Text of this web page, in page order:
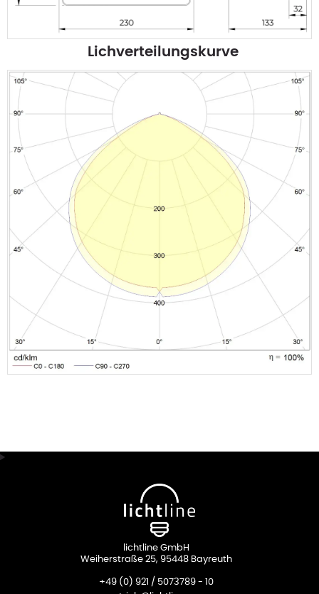
Lichverteilungskurve
lichtline GmbH
Weiherstraße 25, 95448 Bayreuth
+49 (0) 921 / 5073789 - 10